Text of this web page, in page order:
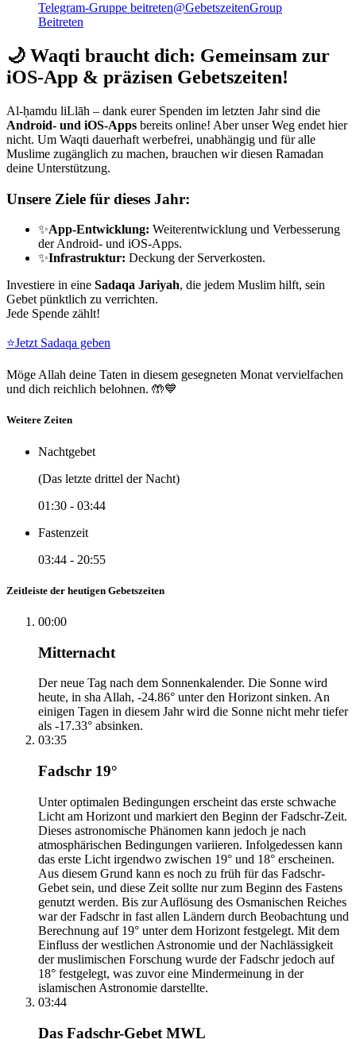
Telegram-Gruppe beitreten@GebetszeitenGroup
Beitreten
🌙 Waqti braucht dich: Gemeinsam zur
iOS-App & präzisen Gebetszeiten!
Al-ḥamdu liLlāh – dank eurer Spenden im letzten Jahr sind die
Android- und iOS-Apps bereits online! Aber unser Weg endet hier
nicht. Um Waqti dauerhaft werbefrei, unabhängig und für alle
Muslime zugänglich zu machen, brauchen wir diesen Ramadan
deine Unterstützung.
Unsere Ziele für dieses Jahr:
✨App-Entwicklung: Weiterentwicklung und Verbesserung
der Android- und iOS-Apps.
✨Infrastruktur: Deckung der Serverkosten.
Investiere in eine Sadaqa Jariyah, die jedem Muslim hilft, sein
Gebet pünktlich zu verrichten.
Jede Spende zählt!
⭐Jetzt Sadaqa geben
Möge Allah deine Taten in diesem gesegneten Monat vervielfachen
und dich reichlich belohnen. 🤲💙
Weitere Zeiten
Nachtgebet
(Das letzte drittel der Nacht)
01:30 - 03:44
Fastenzeit
03:44 - 20:55
Zeitleiste der heutigen Gebetszeiten
00:00
Mitternacht
Der neue Tag nach dem Sonnenkalender. Die Sonne wird
heute, in sha Allah, -24.86° unter den Horizont sinken. An
einigen Tagen in diesem Jahr wird die Sonne nicht mehr tiefer
als -17.33° absinken.
03:35
Fadschr 19°
Unter optimalen Bedingungen erscheint das erste schwache
Licht am Horizont und markiert den Beginn der Fadschr-Zeit.
Dieses astronomische Phänomen kann jedoch je nach
atmosphärischen Bedingungen variieren. Infolgedessen kann
das erste Licht irgendwo zwischen 19° und 18° erscheinen.
Aus diesem Grund kann es noch zu früh für das Fadschr-
Gebet sein, und diese Zeit sollte nur zum Beginn des Fastens
genutzt werden. Bis zur Auflösung des Osmanischen Reiches
war der Fadschr in fast allen Ländern durch Beobachtung und
Berechnung auf 19° unter dem Horizont festgelegt. Mit dem
Einfluss der westlichen Astronomie und der Nachlässigkeit
der muslimischen Forschung wurde der Fadschr jedoch auf
18° festgelegt, was zuvor eine Mindermeinung in der
islamischen Astronomie darstellte.
03:44
Das Fadschr-Gebet MWL